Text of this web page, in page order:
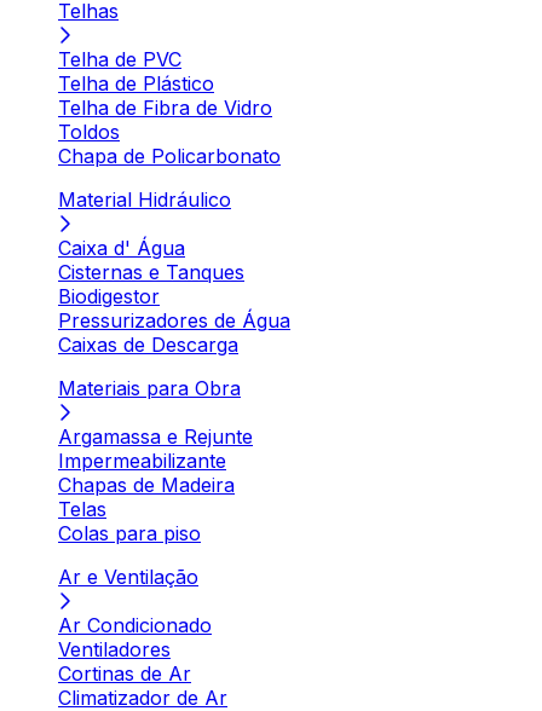
Telhas
Telha de PVC
Telha de Plástico
Telha de Fibra de Vidro
Toldos
Chapa de Policarbonato
Material Hidráulico
Caixa d' Água
Cisternas e Tanques
Biodigestor
Pressurizadores de Água
Caixas de Descarga
Materiais para Obra
Argamassa e Rejunte
Impermeabilizante
Chapas de Madeira
Telas
Colas para piso
Ar e Ventilação
Ar Condicionado
Ventiladores
Cortinas de Ar
Climatizador de Ar